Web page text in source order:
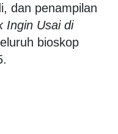
dan penampilan
Ingin Usai di
bioskop